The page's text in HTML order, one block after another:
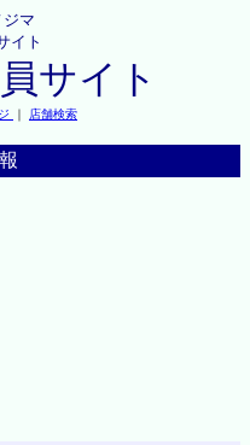
マ
イト
サイト
｜ 店舗検索